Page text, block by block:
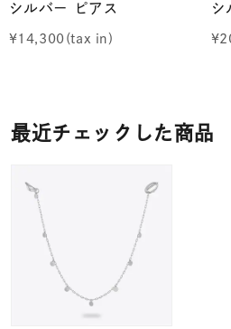
シルバー ピアス
¥14,300
シ
¥
最近チェックした商品